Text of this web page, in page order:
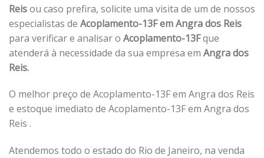
Reisou caso prefira, solicite uma visita de um de nossos
especialistas de Acoplamento-13F em Angra dos Reis
para verificar e analisar o Acoplamento-13Fque
atenderá à necessidade da sua empresa em Angra dos
Reis.
O melhor preço de Acoplamento-13F em Angra dos Reis
e estoque imediato de Acoplamento-13F em Angra dos
Reis .
Atendemos todo o estado do Rio de Janeiro, na venda